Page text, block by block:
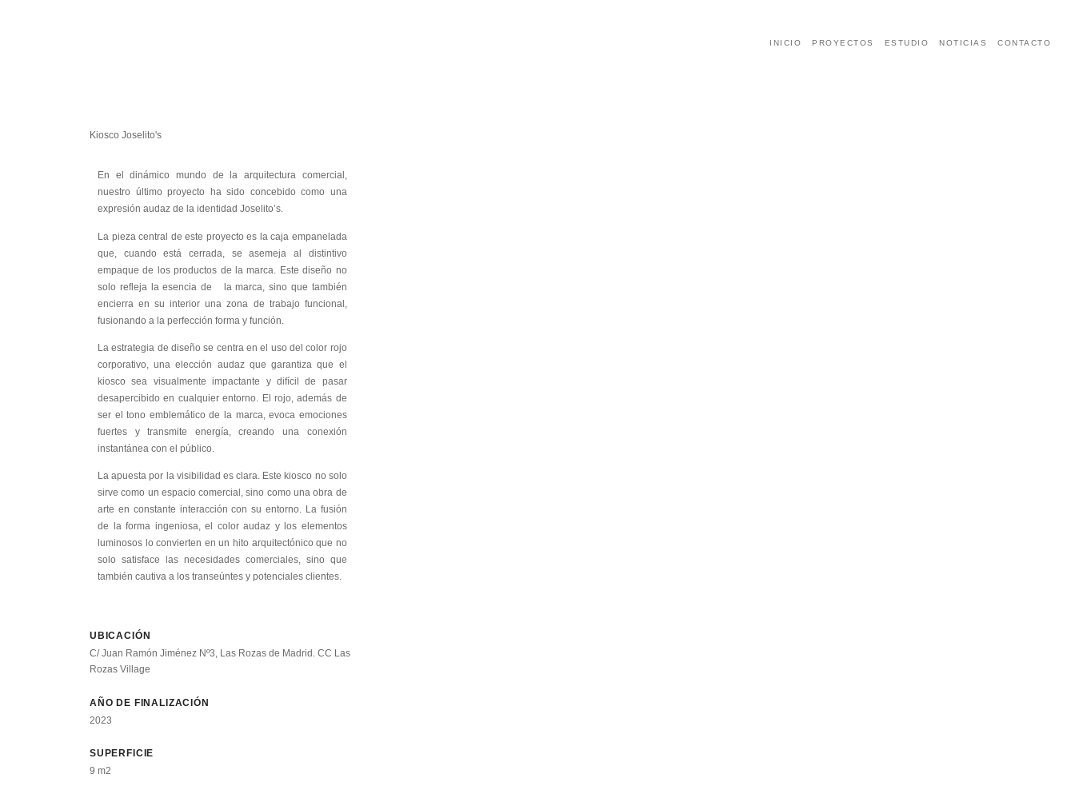
INICIO PROYECTOS ESTUDIO NOTICIAS CONTACTO
Kiosco Joselito's
En el dinámico mundo de la arquitectura comercial,
nuestro último proyecto ha sido concebido como una
expresión audaz de la identidad Joselito’s.
La pieza central de este proyecto es la caja empanelada
que, cuando está cerrada, se asemeja al distintivo
empaque de los productos de la marca. Este diseño no
solo refleja la esencia de la marca, sino que también
encierra en su interior una zona de trabajo funcional,
fusionando a la perfección forma y función.
La estrategia de diseño se centra en el uso del color rojo
corporativo, una elección audaz que garantiza que el
kiosco sea visualmente impactante y difícil de pasar
desapercibido en cualquier entorno. El rojo, además de
ser el tono emblemático de la marca, evoca emociones
fuertes y transmite energía, creando una conexión
instantánea con el público.
La apuesta por la visibilidad es clara. Este kiosco no solo
sirve como un espacio comercial, sino como una obra de
arte en constante interacción con su entorno. La fusión
de la forma ingeniosa, el color audaz y los elementos
luminosos lo convierten en un hito arquitectónico que no
solo satisface las necesidades comerciales, sino que
también cautiva a los transeúntes y potenciales clientes.
UBICACIÓN
C/ Juan Ramón Jiménez Nº3, Las Rozas de Madrid. CC Las
Rozas Village
AÑO DE FINALIZACIÓN
2023
SUPERFICIE
9 m2